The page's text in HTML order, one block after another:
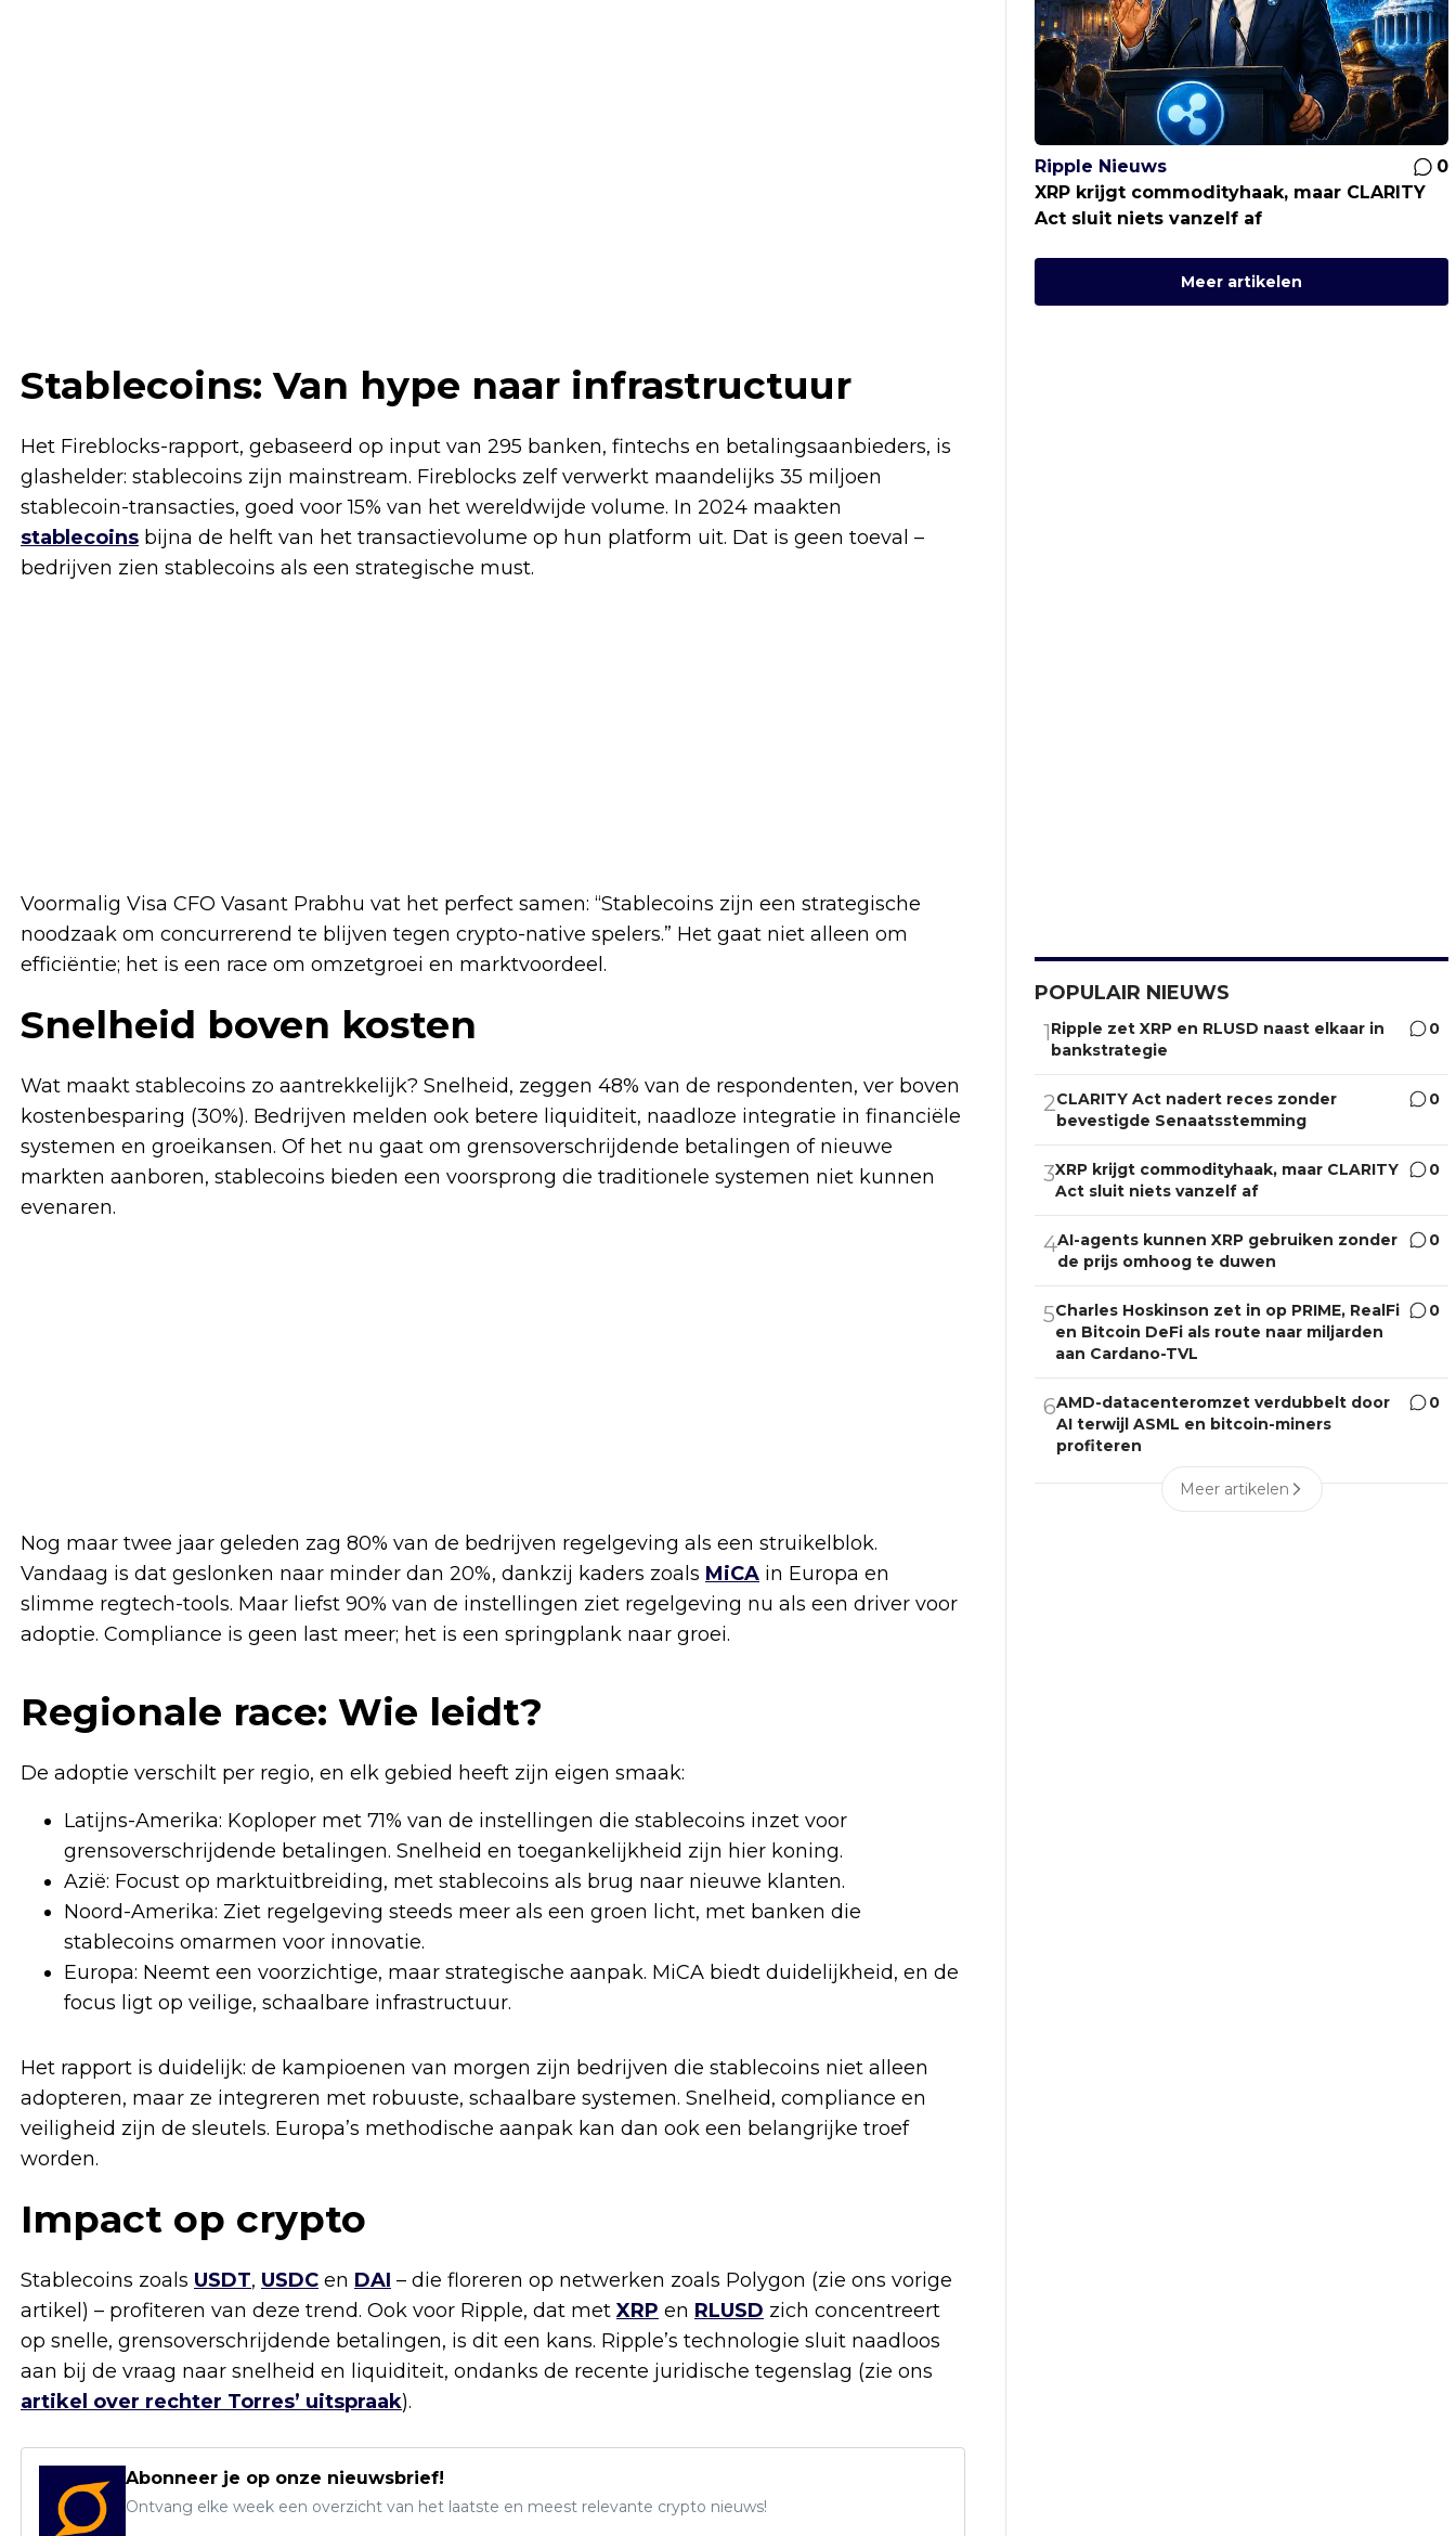
Stablecoins: Van hype naar infrastructuur
Het Fireblocks-rapport, gebaseerd op input van 295 banken, fintechs en betalingsaanbieders, is
glashelder: stablecoins zijn mainstream. Fireblocks zelf verwerkt maandelijks 35 miljoen
stablecoin-transacties, goed voor 15% van het wereldwijde volume. In 2024 maakten
stablecoins bijna de helft van het transactievolume op hun platform uit. Dat is geen toeval –
bedrijven zien stablecoins als een strategische must.
Voormalig Visa CFO Vasant Prabhu vat het perfect samen: “Stablecoins zijn een strategische
noodzaak om concurrerend te blijven tegen crypto-native spelers.” Het gaat niet alleen om
efficiëntie; het is een race om omzetgroei en marktvoordeel.
Snelheid boven kosten
Wat maakt stablecoins zo aantrekkelijk? Snelheid, zeggen 48% van de respondenten, ver boven
kostenbesparing (30%). Bedrijven melden ook betere liquiditeit, naadloze integratie in financiële
systemen en groeikansen. Of het nu gaat om grensoverschrijdende betalingen of nieuwe
markten aanboren, stablecoins bieden een voorsprong die traditionele systemen niet kunnen
evenaren.
Nog maar twee jaar geleden zag 80% van de bedrijven regelgeving als een struikelblok.
Vandaag is dat geslonken naar minder dan 20%, dankzij kaders zoals MiCA in Europa en
slimme regtech-tools. Maar liefst 90% van de instellingen ziet regelgeving nu als een driver voor
adoptie. Compliance is geen last meer; het is een springplank naar groei.
Regionale race: Wie leidt?
De adoptie verschilt per regio, en elk gebied heeft zijn eigen smaak:
Latijns-Amerika: Koploper met 71% van de instellingen die stablecoins inzet voor
grensoverschrijdende betalingen. Snelheid en toegankelijkheid zijn hier koning.
Azië: Focust op marktuitbreiding, met stablecoins als brug naar nieuwe klanten.
Noord-Amerika: Ziet regelgeving steeds meer als een groen licht, met banken die
stablecoins omarmen voor innovatie.
Europa: Neemt een voorzichtige, maar strategische aanpak. MiCA biedt duidelijkheid, en de
focus ligt op veilige, schaalbare infrastructuur.
Het rapport is duidelijk: de kampioenen van morgen zijn bedrijven die stablecoins niet alleen
adopteren, maar ze integreren met robuuste, schaalbare systemen. Snelheid, compliance en
veiligheid zijn de sleutels. Europa’s methodische aanpak kan dan ook een belangrijke troef
worden.
Impact op crypto
Stablecoins zoals USDT, USDC en DAI – die floreren op netwerken zoals Polygon (zie ons vorige
artikel) – profiteren van deze trend. Ook voor Ripple, dat metXRP en RLUSD zich concentreert
op snelle, grensoverschrijdende betalingen, is dit een kans. Ripple’s technologie sluit naadloos
aan bij de vraag naar snelheid en liquiditeit, ondanks de recente juridische tegenslag (zie ons
artikel over rechter Torres’ uitspraak).
Abonneer je op onze nieuwsbrief!
Ontvang elke week een overzicht van het laatste en meest relevante crypto nieuws!
Ripple Nieuws
0
XRP krijgt commodityhaak, maar CLARITY
Act sluit niets vanzelf af
Meer artikelen
POPULAIR NIEUWS
1Ripple zet XRP en RLUSD naast elkaar in
bankstrategie
0
2CLARITY Act nadert reces zonder
bevestigde Senaatsstemming
0
3XRP krijgt commodityhaak, maar CLARITY
Act sluit niets vanzelf af
0
4AI-agents kunnen XRP gebruiken zonder
de prijs omhoog te duwen
0
5Charles Hoskinson zet in op PRIME, RealFi
en Bitcoin DeFi als route naar miljarden
aan Cardano-TVL
0
6AMD-datacenteromzet verdubbelt door
AI terwijl ASML en bitcoin-miners
profiteren
0
Meer artikelen